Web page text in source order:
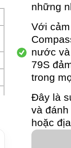
những
Với
nước
79S
trong
Đây là
và
hoặc